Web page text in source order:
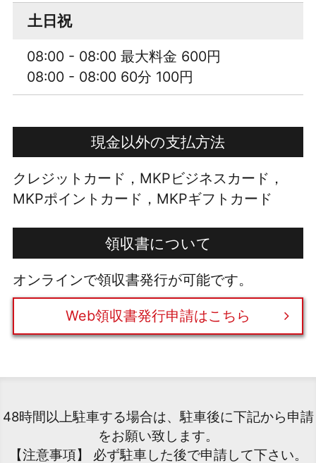
土日祝
08:00 - 08:00 最大料金 600円
08:00 - 08:00 60分 100円
現金以外の支払方法
クレジットカード，MKPビジネスカード，
MKPポイントカード，MKPギフトカード
領収書について
オンラインで領収書発行が可能です。
Web領収書発行申請はこちら
48時間以上駐車する場合は、駐車後に下記から申請
をお願い致します。
【注意事項】 必ず駐車した後で申請して下さい。